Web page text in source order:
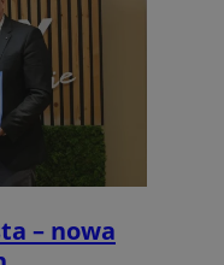
– nowa